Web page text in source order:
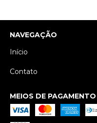
NAVEGAÇÃO
Início
Contato
MEIOS DE PAGAMENTO